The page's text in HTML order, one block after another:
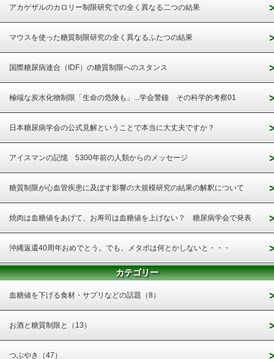
アカゲザルのカロリー制限研究での全く異なる二つの結果
マウスを使った糖質制限研究の全く異なるふたつの結果
国際糖尿病連合（IDF）の糖質制限へのスタンス
極端な炭水化物制限「生命の危険も」...学会警鐘 その科学的考察01
日本糖尿病学会の公式見解ということで本当に大丈夫ですか？
アイスマンの記憶 5300年前の人類からのメッセージ
糖質制限が心血管疾患に及ぼす影響の大規模研究の結果の解釈について
焼肉は血糖値をあげて、お寿司は血糖値を上げない？ 糖尿病学会で発表
沖縄返還40周年おめでとう。でも、メタボは何とかしないと・・・
カテゴリー
血糖値を下げる食材・サプリなどの話題（8）
お酒と糖質制限と（13）
つぶやき（47）